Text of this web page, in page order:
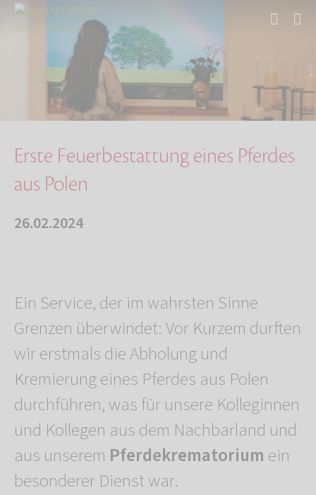
Über uns
Aktuelles
Erste Feuerbestattung eines Pferdes aus Polen
Erste Feuerbestattung eines Pferdes
aus Polen
26.02.2024
Ein Service, der im wahrsten Sinne
Grenzen überwindet: Vor Kurzem durften
wir erstmals die Abholung und
Kremierung eines Pferdes aus Polen
durchführen, was für unsere Kolleginnen
und Kollegen aus dem Nachbarland und
aus unserem Pferdekrematorium ein
besonderer Dienst war.